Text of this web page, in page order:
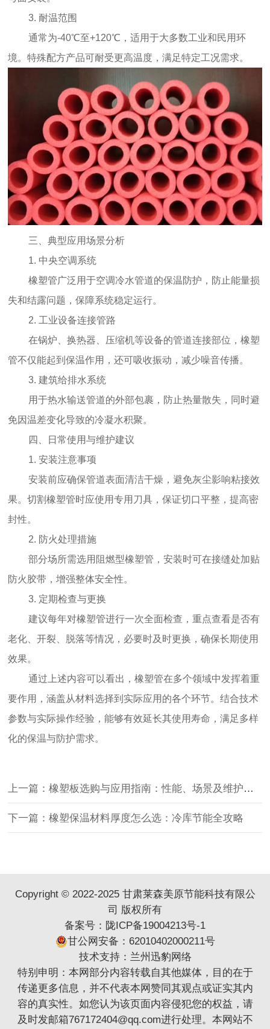
3. 耐温范围
通常为-40℃至+120℃，适用于大多数工业和民用环
境。特殊配方产品可耐受更高温度，满足特定工况需求。
三、典型应用场景分析
1. 中央空调系统
橡塑管广泛用于空调冷水管道的保温防护，防止能量损
失和结露问题，保障系统稳定运行。
2. 工业设备连接管路
在锅炉、换热器、压缩机等设备的管道连接部位，橡塑
管不仅能起到保温作用，还可吸收振动，减少噪音传播。
3. 建筑给排水系统
用于热水输送管道的外部包裹，防止热量散失，同时避
免因温差变化导致的冷凝水积聚。
四、日常使用与维护建议
1. 安装注意事项
安装前应确保管道表面清洁干燥，避免灰尘影响粘接效
果。切割橡塑管时应使用专用刀具，保证切口平整，提高密
封性。
2. 防火处理措施
部分场所需选用阻燃型橡塑管，安装时可在接缝处加贴
防火胶带，增强整体安全性。
3. 定期检查与更换
建议每年对橡塑管进行一次全面检查，重点查看是否有
老化、开裂、脱落等情况，必要时及时更换，确保长期使用
效果。
通过上述内容可以看出，橡塑管在多个领域中发挥着重
要作用，涵盖从材料选择到实际应用的各个环节。结合技术
参数与实际操作经验，能够有效延长其使用寿命，满足多样
化的保温与防护需求。
上一篇：橡塑板选购与应用指南：性能、场景及维护全解析
下一篇：橡塑保温材料厚度怎么选：冷库节能全攻略
Copyright © 2022-2025 甘肃莱森美原节能科技有限公
司 版权所有
备案号： 陇ICP备19004213号-1
甘公网安备：62010402000211号
技术支持： 兰州迅豹网络
特别申明：本网部分内容转载自其他媒体，目的在于
传递更多信息，并不代表本网赞同其观点或证实其内
容的真实性。如您认为该页面内容侵犯您的权益，请
及时发邮箱767172404@qq.com进行处理。本网站不